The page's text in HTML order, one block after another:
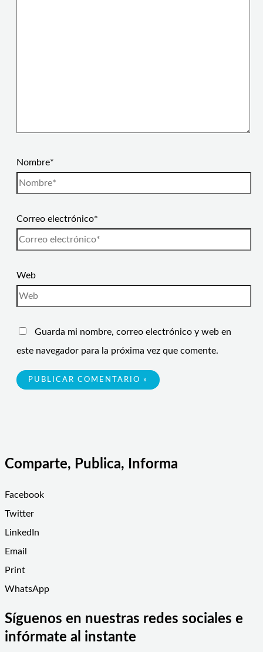
Nombre*
Correo electrónico*
Web
Guarda mi nombre, correo electrónico y web en
este navegador para la próxima vez que comente.
Comparte, Publica, Informa
Facebook
Twitter
LinkedIn
Email
Print
WhatsApp
Síguenos en nuestras redes sociales e
infórmate al instante